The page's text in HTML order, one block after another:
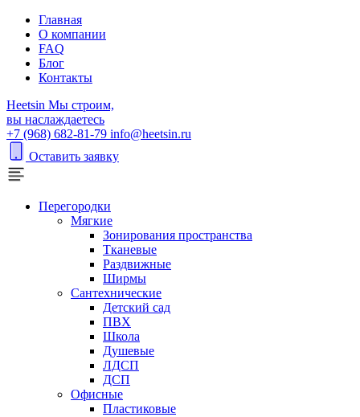
Главная
О компании
FAQ
Блог
Контакты
Heetsin Мы строим,
вы наслаждаетесь
+7 (968) 682-81-79 info@heetsin.ru
Оставить заявку
Перегородки
Мягкие
Зонирования пространства
Тканевые
Раздвижные
Ширмы
Сантехнические
Детский сад
ПВХ
Школа
Душевые
ЛДСП
ДСП
Офисные
Пластиковые